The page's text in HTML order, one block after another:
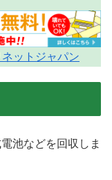
ットジャパン
池などを回収しま